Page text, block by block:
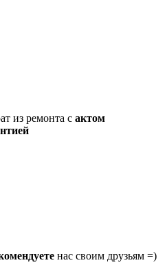
из ремонта с актом
нас своим друзьям =)